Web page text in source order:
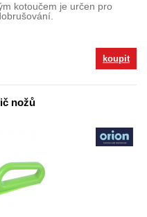
kotoučem je určen pro
koupit
nožů